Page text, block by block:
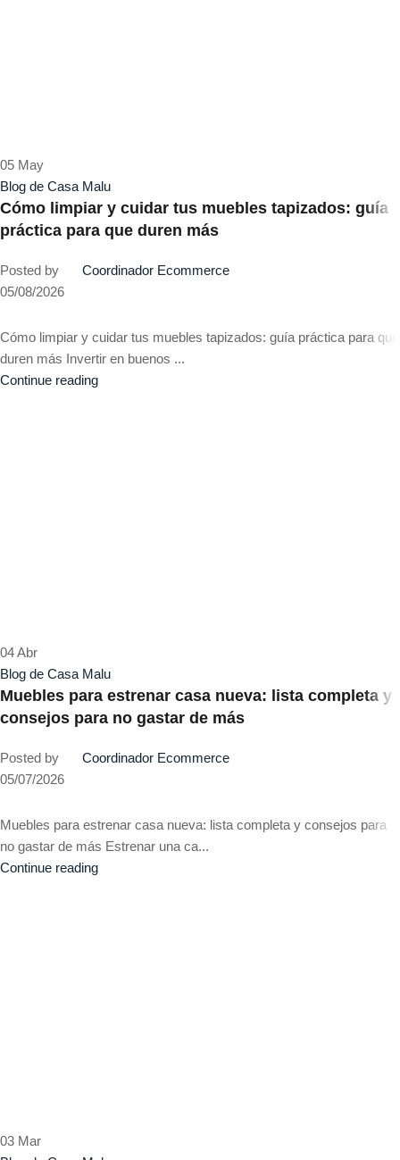
05 May
Blog de Casa Malu
Cómo limpiar y cuidar tus muebles tapizados: guía
práctica para que duren más
Posted by
Coordinador Ecommerce
05/08/2026
Cómo limpiar y cuidar tus muebles tapizados: guía práctica para que
duren más Invertir en buenos ...
Continue reading
04Abr
Blog de Casa Malu
Muebles para estrenar casa nueva: lista completa y
consejos para no gastar de más
Posted by
Coordinador Ecommerce
05/07/2026
Muebles para estrenar casa nueva: lista completa y consejos para
no gastar de más Estrenar una ca...
Continue reading
03 Mar